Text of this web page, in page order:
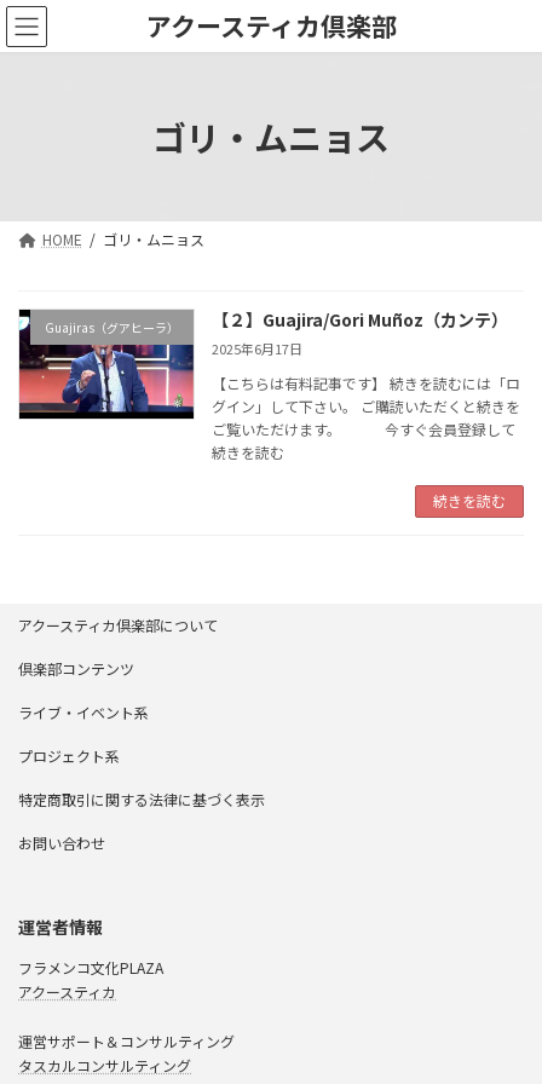
コ
ン
テ
プ
ナ
ビ
ゲ
動
アクースティカ倶楽部
ゴリ・ムニョス
HOME ゴリ・ムニョス
Guajiras（グアヒーラ） 【２】Guajira/Gori Muñoz（カンテ）
2025年6月17日
【こちらは有料記事です】 続きを読むには「ロ
グイン」して下さい。 ご購読いただくと続きを
ご覧いただけます。 今すぐ会員登録して
続きを読む
続きを読む
アクースティカ倶楽部について
倶楽部コンテンツ
ライブ・イベント系
プロジェクト系
特定商取引に関する法律に基づく表示
お問い合わせ
運営者情報
フラメンコ文化PLAZA
アクースティカ
運営サポート＆コンサルティング
タスカルコンサルティング